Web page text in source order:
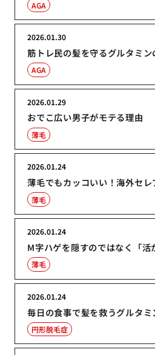
AGA
筋トレ民の髪を守るグルタミン
2026.01.30
AGA
おでこ広い男子がモテる理由
2026.01.29
薄毛
薄毛でもカッコいい！海外セ
2026.01.24
薄毛
M字ハゲを隠すのではなく「活
2026.01.24
薄毛
毎日の食事で髪を救うグルタミ
2026.01.24
円形脱毛症